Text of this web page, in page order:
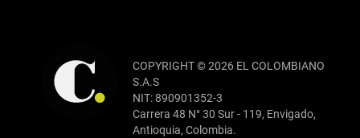
COPYRIGHT © 2026 EL COLOMBIANO
S.A.S
NIT: 890901352-3
Carrera 48 N° 30 Sur - 119, Envigado,
Antioquia, Colombia.